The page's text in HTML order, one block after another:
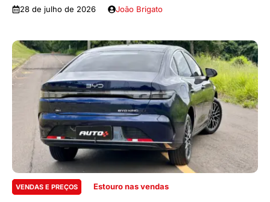
28 de julho de 2026 João Brigato
VENDAS E PREÇOS Estouro nas vendas